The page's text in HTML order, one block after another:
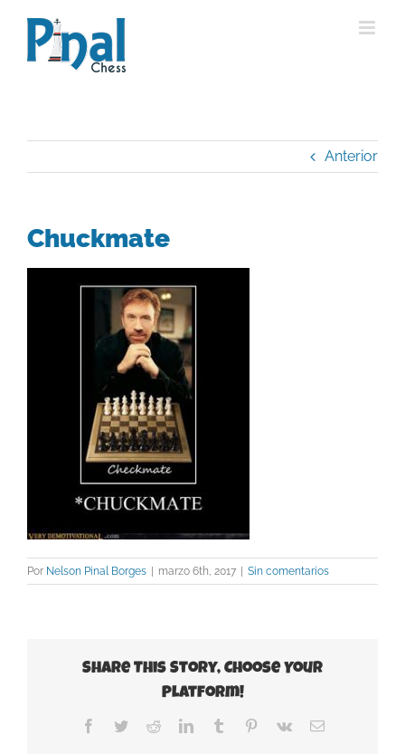
contenido
Anterior
Chuckmate
Por Nelson Pinal Borges | marzo 6th, 2017 | Sin comentarios
Share This Story, Choose Your
Platform!
Facebook
TwitterRedditLinkedInTumblr Pinterest
Vk
Correo